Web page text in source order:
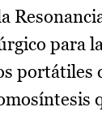
para
portátiles